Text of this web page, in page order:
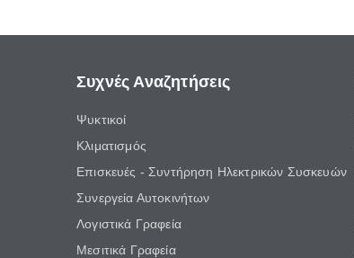
Συχνές Αναζητήσεις
Ψυκτικοί
Κλιματισμός
Επισκευές - Συντήρηση Ηλεκτρικών Συσκευών
Συνεργεία Αυτοκινήτων
Λογιστικά Γραφεία
Μεσιτικά Γραφεία